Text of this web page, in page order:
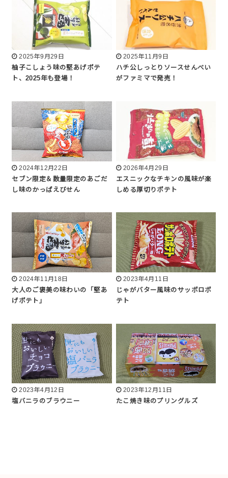
2025年9月29日
柚子こしょう味の堅あげポテ
ト、2025年も登場！
2025年11月9日
ハチ公しっとりソースせんべい
がファミマで発売！
2024年12月22日
セブン限定＆数量限定のあごだ
し味のかっぱえびせん
2026年4月29日
エスニックなチキンの風味が楽
しめる厚切りポテト
2024年11月18日
大人のご褒美の味わいの「堅あ
げポテト」
2023年4月11日
じゃがバター風味のサッポロポ
テト
2023年4月12日
塩バニラのブラウニー
2023年12月11日
たこ焼き味のプリングルズ